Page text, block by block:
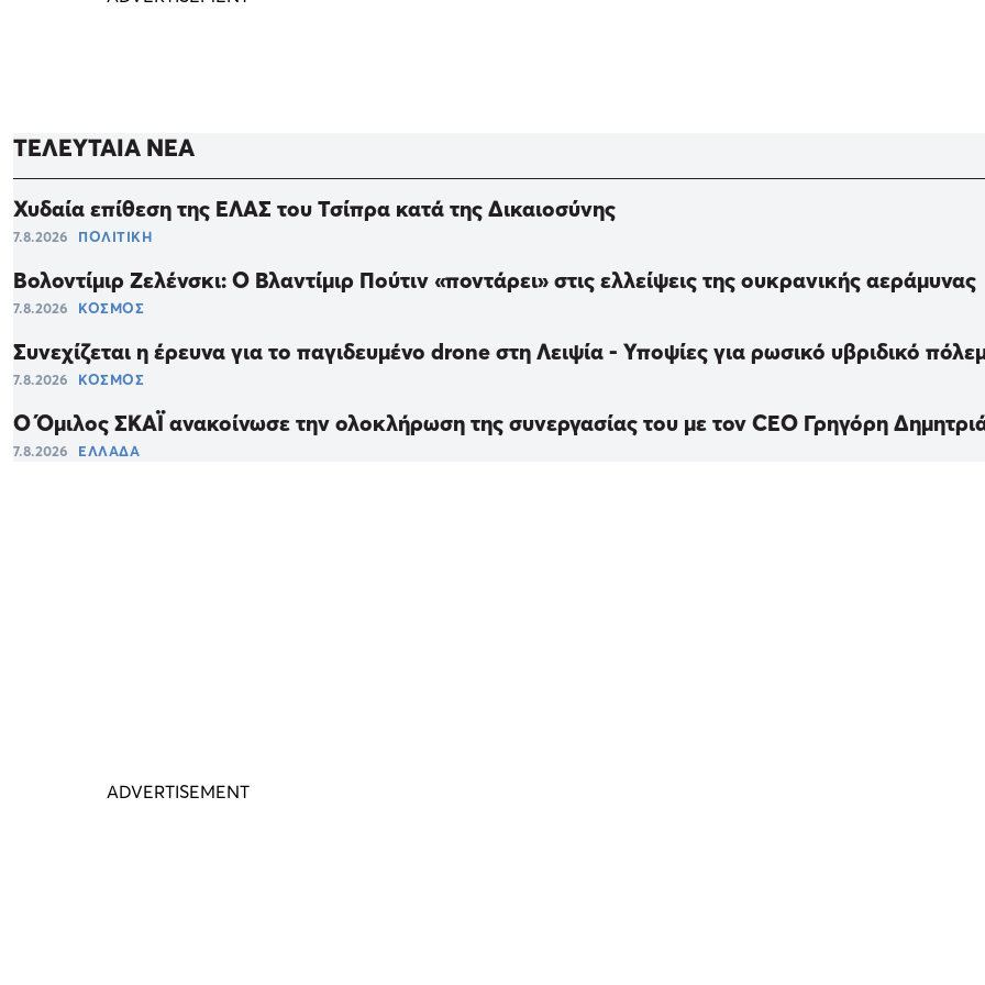
ΤΕΛΕΥΤΑΙΑ ΝΕΑ
Χυδαία επίθεση της ΕΛΑΣ του Τσίπρα κατά της Δικαιοσύνης
7.8.2026 ΠΟΛΙΤΙΚΗ
Βολοντίμιρ Ζελένσκι: Ο Βλαντίμιρ Πούτιν «ποντάρει» στις ελλείψεις της ουκρανικής αεράμυνας
7.8.2026 ΚΟΣΜΟΣ
Συνεχίζεται η έρευνα για το παγιδευμένο drone στη Λειψία - Υποψίες για ρωσικό υβριδικό
7.8.2026 ΚΟΣΜΟΣ
Ο Όμιλος ΣΚΑΪ ανακοίνωσε την ολοκλήρωση της συνεργασίας του με τον CEO Γρηγόρη
7.8.2026 ΕΛΛΑΔΑ